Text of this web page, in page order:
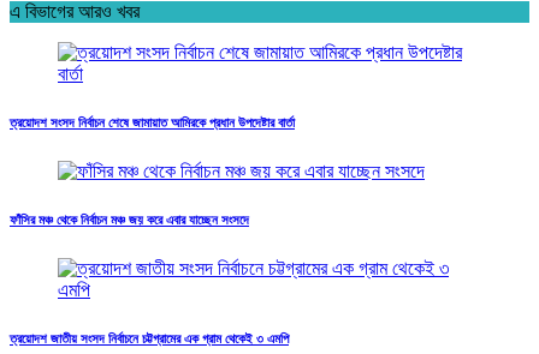
এ বিভাগের আরও খবর
ত্রয়োদশ সংসদ নির্বাচন শেষে জামায়াত আমিরকে প্রধান উপদেষ্টার বার্তা
ফাঁসির মঞ্চ থেকে নির্বাচন মঞ্চ জয় করে এবার যাচ্ছেন সংসদে
ত্রয়োদশ জাতীয় সংসদ নির্বাচনে চট্টগ্রামের এক গ্রাম থেকেই ৩ এমপি